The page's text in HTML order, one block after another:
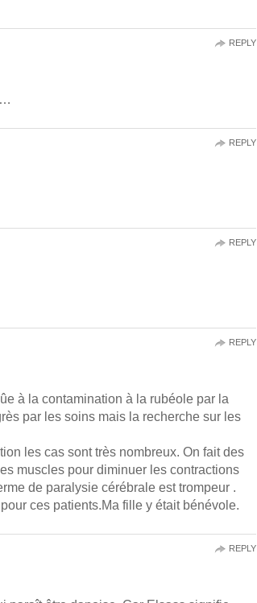
…
REPLY
REPLY
REPLY
à la contamination à la rubéole par la
par les soins mais la recherche sur les
les cas sont très nombreux. On fait des
muscles pour diminuer les contractions
de paralysie cérébrale est trompeur .
ces patients.Ma fille y était bénévole.
REPLY
REPLY